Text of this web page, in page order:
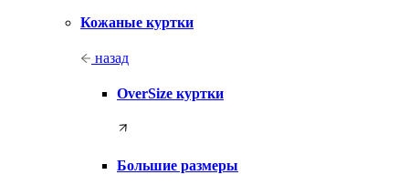
Кожаные куртки
назад
OverSize куртки
Большие размеры